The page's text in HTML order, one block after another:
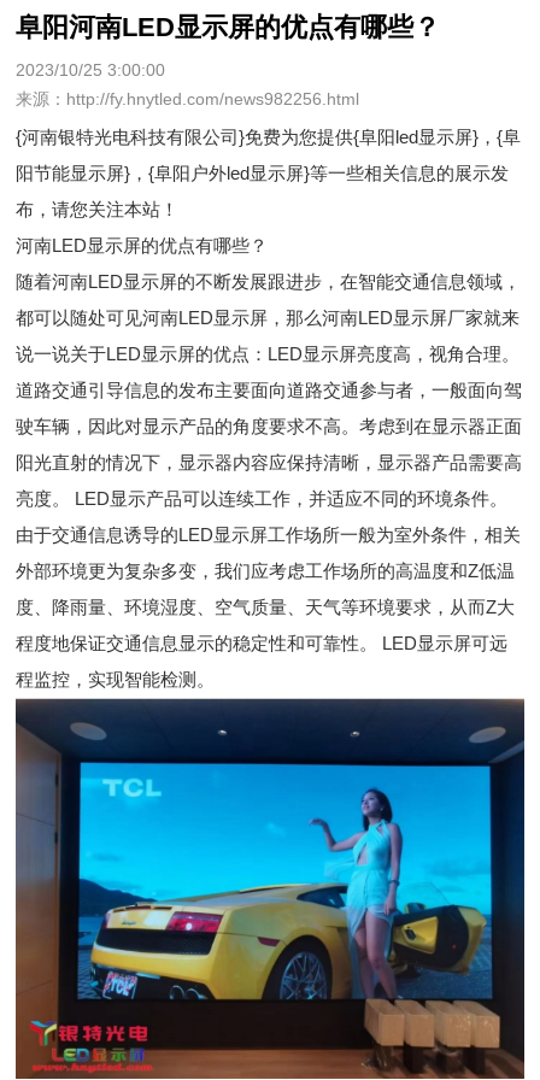
阜阳河南LED显示屏的优点有哪些？
2023/10/25 3:00:00
来源：http://fy.hnytled.com/news982256.html
{河南银特光电科技有限公司}免费为您提供{阜阳led显示屏} ，{阜
阳节能显示屏}，{阜阳户外led显示屏}等一些相关信息的展示发
布，请您关注本站！
河南LED显示屏的优点有哪些？
随着河南LED显示屏的不断发展跟进步，在智能交通信息领域，
都可以随处可见河南LED显示屏，那么河南LED显示屏厂家就来
说一说关于LED显示屏的优点：LED显示屏亮度高，视角合理。
道路交通引导信息的发布主要面向道路交通参与者，一般面向驾
驶车辆，因此对显示产品的角度要求不高。考虑到在显示器正面
阳光直射的情况下，显示器内容应保持清晰，显示器产品需要高
亮度。 LED显示产品可以连续工作，并适应不同的环境条件。
由于交通信息诱导的LED显示屏工作场所一般为室外条件，相关
外部环境更为复杂多变，我们应考虑工作场所的高温度和Z低温
度、降雨量、环境湿度、空气质量、天气等环境要求，从而Z大
程度地保证交通信息显示的稳定性和可靠性。 LED显示屏可远
程监控，实现智能检测。